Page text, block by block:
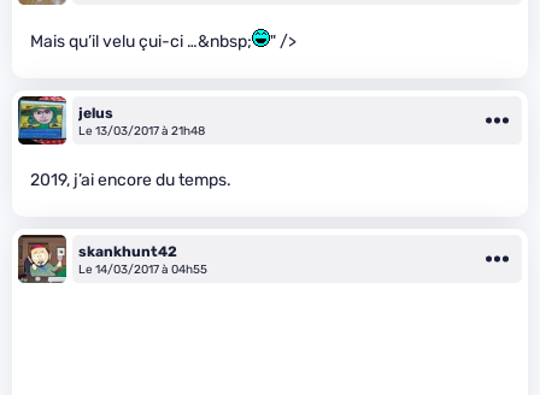
Mais qu’il velu çui-ci …&nbsp; " />
jelus
Le 13/03/2017 à 21h48
2019, j’ai encore du temps.
skankhunt42
Le 14/03/2017 à 04h55